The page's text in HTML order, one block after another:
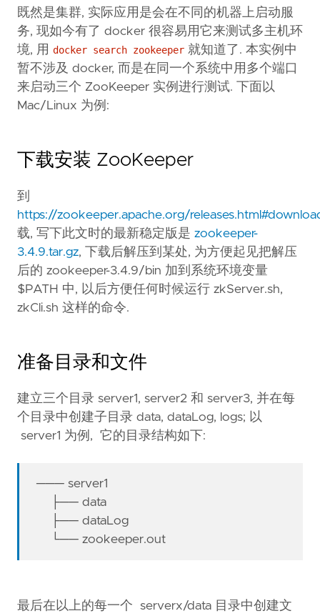
既然是集群, 实际应用是会在不同的机器上启动服
务, 现如今有了 docker 很容易用它来测试多主机环
境, 用 docker search zookeeper 就知道了. 本实例中
暂不涉及 docker, 而是在同一个系统中用多个端口
来启动三个 ZooKeeper 实例进行测试. 下面以
Mac/Linux 为例:
下载安装 ZooKeeper
到
https://zookeeper.apache.org/
载, 写下此文时的最新稳定版是 zookeeper-
3.4.9.tar.gz, 下载后解压到某处, 为方便起见把解压
后的 zookeeper-3.4.9/bin 加到系统环境变量
$PATH 中, 以后方便任何时候运行 zkServer.sh,
zkCli.sh 这样的命令.
准备目录和文件
建立三个目录 server1, server2 和 server3, 并在每
个目录中创建子目录 data, dataLog, logs; 以
server1 为例, 它的目录结构如下:
─── server1
├── data
├── dataLog
└── zookeeper.out
最后在以上的每一个 serverx/data 目录中创建文